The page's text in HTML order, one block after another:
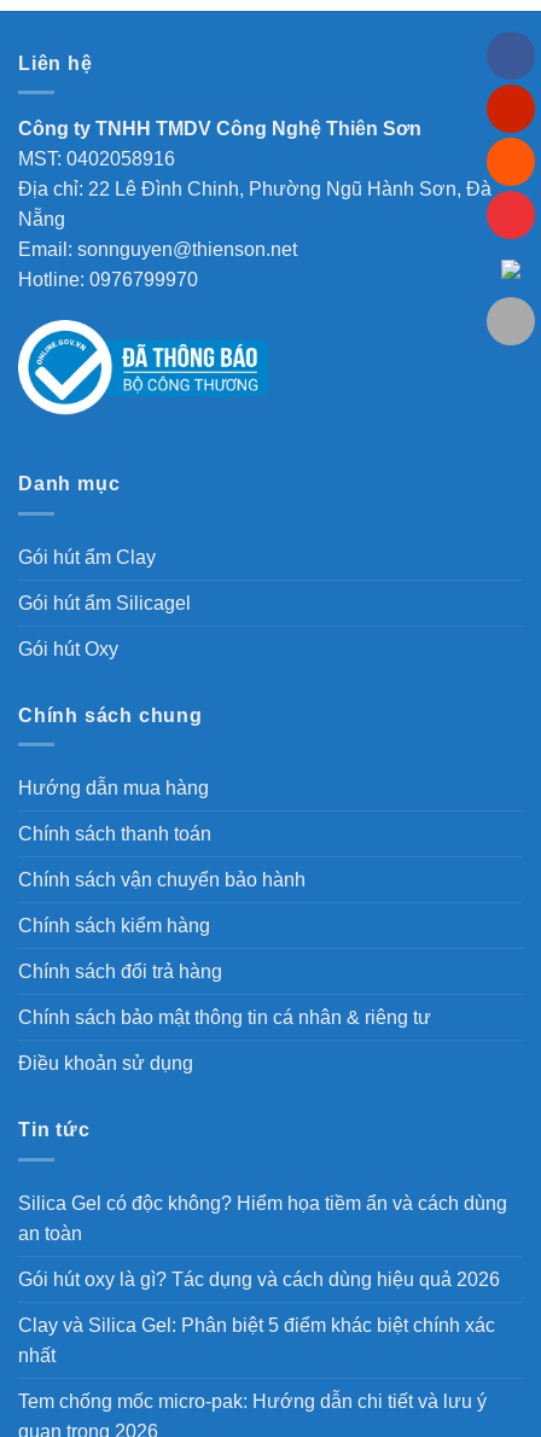
Liên hệ
Công ty TNHH TMDV Công Nghệ Thiên Sơn
MST: 0402058916
Địa chỉ: 22 Lê Đình Chinh, Phường Ngũ Hành Sơn, Đà
Nẵng
Email: sonnguyen@thienson.net
Hotline: 0976799970
Danh mục
Gói hút ẩm Clay
Gói hút ẩm Silicagel
Gói hút Oxy
Chính sách chung
Hướng dẫn mua hàng
Chính sách thanh toán
Chính sách vận chuyển bảo hành
Chính sách kiểm hàng
Chính sách đổi trả hàng
Chính sách bảo mật thông tin cá nhân & riêng tư
Điều khoản sử dụng
Tin tức
Silica Gel có độc không? Hiểm họa tiềm ẩn và cách dùng
an toàn
Gói hút oxy là gì? Tác dụng và cách dùng hiệu quả 2026
Clay và Silica Gel: Phân biệt 5 điểm khác biệt chính xác
nhất
Tem chống mốc micro-pak: Hướng dẫn chi tiết và lưu ý
quan trọng 2026